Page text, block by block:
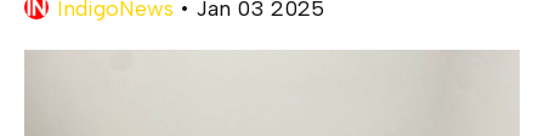
IndigoNews • Jan 03 2025